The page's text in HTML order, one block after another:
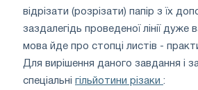
відрізати (розрізати) папір з їх
заздалегідь проведеної лінії
мова йде про стопці листів -
Для вирішення даного завдання і
спеціальні гільйотини різаки :